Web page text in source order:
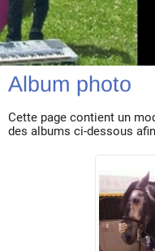
Album photo
Cette page contient un
des albums ci-dessous